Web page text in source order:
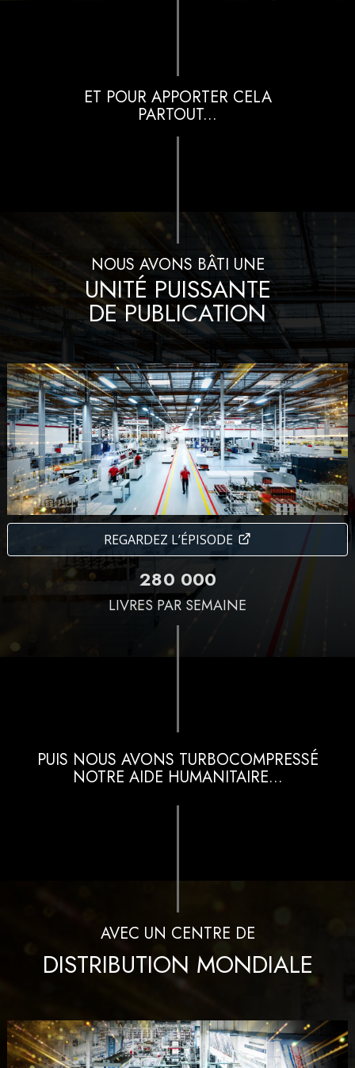
ET POUR APPORTER CELA
PARTOUT...
NOUS AVONS BÂTI UNE
UNITÉ PUISSANTE
DE PUBLICATION
REGARDEZ L’ÉPISODE
280 000
LIVRES PAR SEMAINE
PUIS NOUS AVONS TURBOCOMPRESSÉ
NOTRE AIDE HUMANITAIRE...
AVEC UN CENTRE DE
DISTRIBUTION MONDIALE